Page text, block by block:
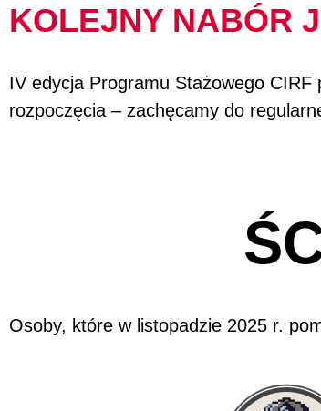
KOLEJNY NABÓR
IV edycja Programu Stażowego
rozpoczęcia – zachęcamy do
Osoby, które w listopadzie 2025 r.